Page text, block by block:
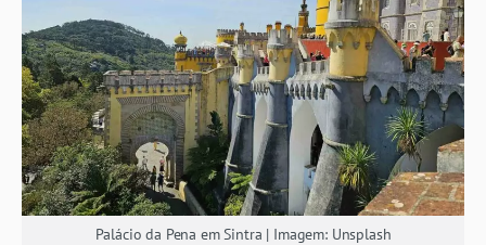
Palácio da Pena em Sintra | Imagem: Unsplash